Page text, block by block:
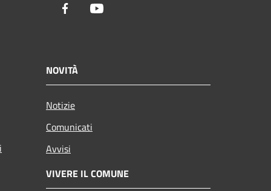
Facebook
NOVITÀ
Notizie
Comunicati
Avvisi
VIVERE IL COMUNE